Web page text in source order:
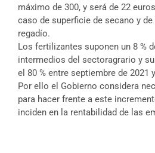
máximo de 300, y será de 22
caso de superficie de secano y de
regadío.
Los fertilizantes suponen un 8 %
intermedios del sectoragrario y
el 80 % entre septiembre de 2021
Por ello el Gobierno considera
para hacer frente a este
inciden en la rentabilidad de las